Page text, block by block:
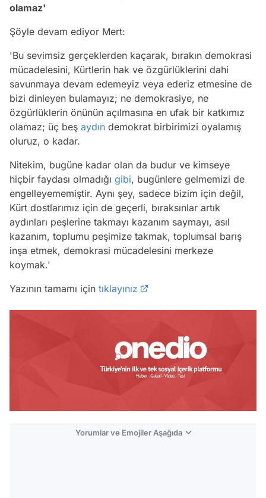
olamaz'
Şöyle devam ediyor Mert:
'Bu sevimsiz gerçeklerden kaçarak, bırakın demokrasi
mücadelesini, Kürtlerin hak ve özgürlüklerini dahi
savunmaya devam edemeyiz veya ederiz etmesine de
bizi dinleyen bulamayız; ne demokrasiye, ne
özgürlüklerin önünün açılmasına en ufak bir katkımız
olamaz; üç beş aydın demokrat birbirimizi oyalamış
oluruz, o kadar.
Nitekim, bugüne kadar olan da budur ve kimseye
hiçbir faydası olmadığı gibi, bugünlere gelmemizi de
engelleyememiştir. Aynı şey, sadece bizim için değil,
Kürt dostlarımız için de geçerli, bıraksınlar artık
aydınları peşlerine takmayı kazanım saymayı, asıl
kazanım, toplumu peşimize takmak, toplumsal barış
inşa etmek, demokrasi mücadelesini merkeze
koymak.'
Yazının tamamı için tıklayınız
Yorumlar ve Emojiler Aşağıda